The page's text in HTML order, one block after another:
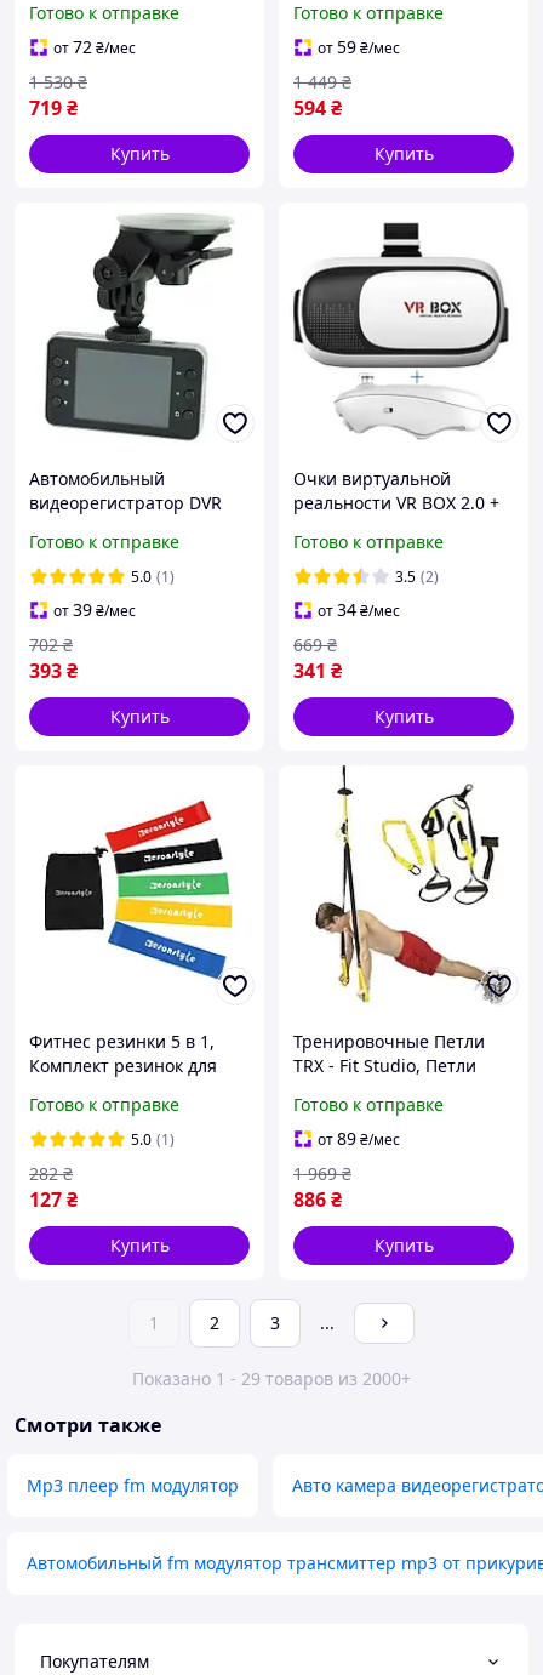
в авто
Готово к отправке
от72₴/мес
719₴
1 530 ₴
Купить
Easybreath черная
Готово к отправке
от59₴/мес
594₴
1 449 ₴
Купить
Автомобильный
видеорегистратор DVR
качественный
регистратор для авто
Готово к отправке
5.0 (1)
от39₴/мес
393₴
702 ₴
Купить
Очки виртуальной
реальности VR BOX 2.0 +
Готово к отправке
3.5 (2)
от34₴/мес
341 ₴
669 ₴
Купить
Фитнес резинки 5 в 1,
Комплект резинок для
Готово к отправке
5.0 (1)
127₴
282 ₴
Купить
Тренировочные Петли
TRX - Fit Studio, Петли
функционального
тренинга
Готово к отправке
от89₴/мес
886₴
1 969 ₴
Купить
1 2 3 ...
Показано 1 - 29 товаров из 2000+
Смотри также
Mp3 плеер fm модулятор Авто камера
Автомобильный fm модулятор трансмиттер mp3 от
Покупателям